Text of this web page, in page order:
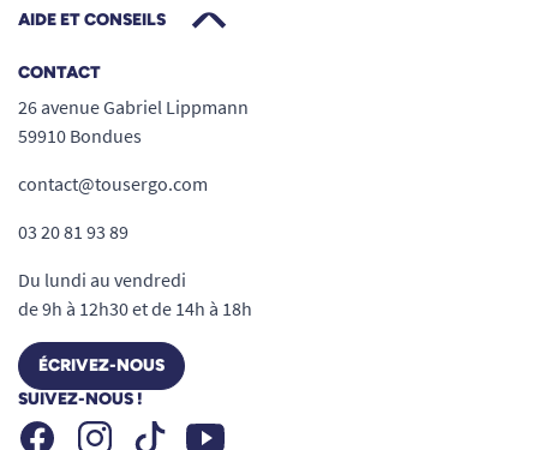
AIDE ET CONSEILS
CONTACT
26 avenue Gabriel Lippmann
59910 Bondues
contact@tousergo.com
03 20 81 93 89
Du lundi au vendredi
de 9h à 12h30 et de 14h à 18h
ÉCRIVEZ-NOUS
SUIVEZ-NOUS !
FacebookInstagramTiktok Youtube